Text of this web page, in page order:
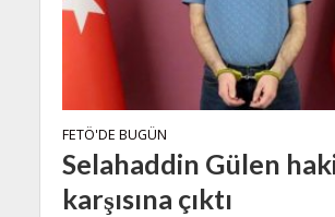
FETÖ'DE BUGÜN
Selahaddin Gülen
karşısına çıktı